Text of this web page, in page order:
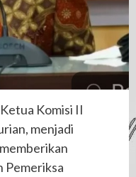
Komisi II
menjadi
Pemeriksa